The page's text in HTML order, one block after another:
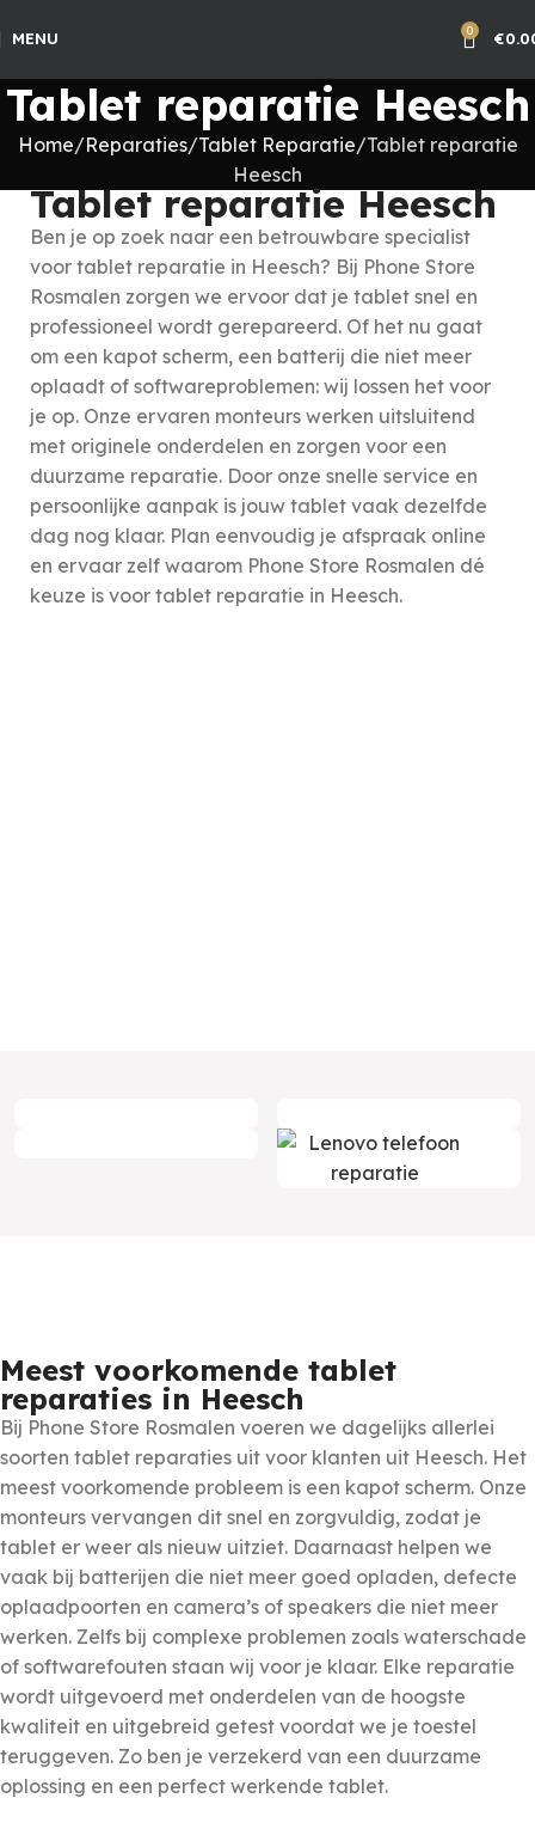
MENU 0 €
Tablet reparatie Heesch
Home Reparaties Tablet Reparatie Tablet reparatie
Heesch
Tablet reparatie Heesch
Ben je op zoek naar een betrouwbare specialist
voor tablet reparatie in Heesch? Bij Phone Store
Rosmalen zorgen we ervoor dat je tablet snel en
professioneel wordt gerepareerd. Of het nu gaat
om een kapot scherm, een batterij die niet meer
oplaadt of softwareproblemen: wij lossen het voor
je op. Onze ervaren monteurs werken uitsluitend
met originele onderdelen en zorgen voor een
duurzame reparatie. Door onze snelle service en
persoonlijke aanpak is jouw tablet vaak dezelfde
dag nog klaar. Plan eenvoudig je afspraak online
en ervaar zelf waarom Phone Store Rosmalen dé
keuze is voor tablet reparatie in Heesch.
Meest voorkomende tablet
reparaties in Heesch
Bij Phone Store Rosmalen voeren we dagelijks allerlei
soorten tablet reparaties uit voor klanten uit Heesch. Het
meest voorkomende probleem is een kapot scherm. Onze
monteurs vervangen dit snel en zorgvuldig, zodat je
tablet er weer als nieuw uitziet. Daarnaast helpen we
vaak bij batterijen die niet meer goed opladen, defecte
oplaadpoorten en camera’s of speakers die niet meer
werken. Zelfs bij complexe problemen zoals waterschade
of softwarefouten staan wij voor je klaar. Elke reparatie
wordt uitgevoerd met onderdelen van de hoogste
kwaliteit en uitgebreid getest voordat we je toestel
teruggeven. Zo ben je verzekerd van een duurzame
oplossing en een perfect werkende tablet.